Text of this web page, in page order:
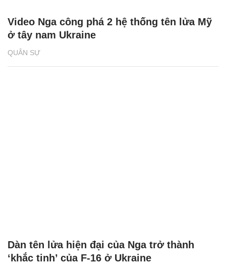
QUÂN SỰ
Video Nga công phá 2 hệ thống tên lửa Mỹ
ở tây nam Ukraine
Dàn tên lửa hiện đại của Nga trở thành
‘khắc tinh’ của F-16 ở Ukraine